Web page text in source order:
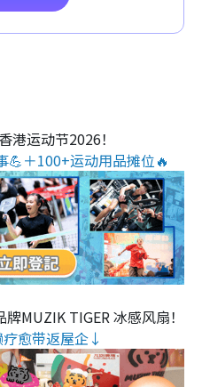
港运动节2026！
💪＋100+运动用品摊位🔥
MUZIK TIGER 冰感风扇！
愈带返屋企↓